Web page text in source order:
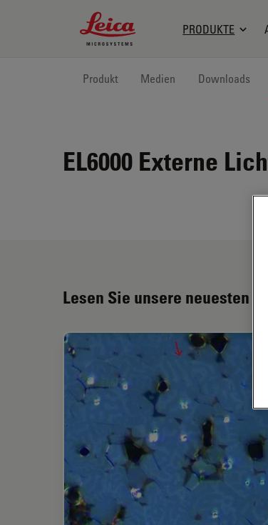
Leica Microsystems Logo
PRODUKTE
Produkt Medien Downloads
EL6000 Externe
Lesen Sie unsere neuesten